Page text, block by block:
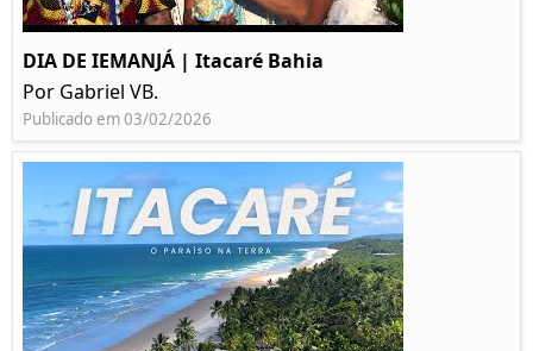
DIA DE IEMANJÁ | Itacaré Bahia
Por Gabriel VB.
Publicado em 03/02/2026